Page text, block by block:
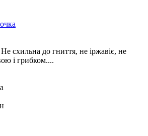
схильна до гниття, не іржавіє, не
і грибком....